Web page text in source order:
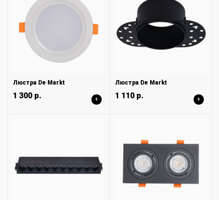
Люстра De Markt
1 300 р. +
Люстра De Markt
1 110 р. +